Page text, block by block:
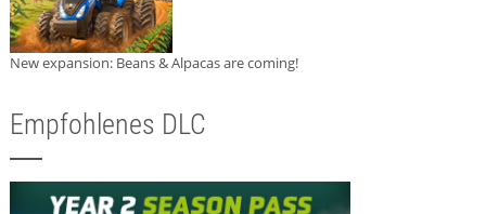
New expansion: Beans & Alpacas are coming!
Empfohlenes DLC